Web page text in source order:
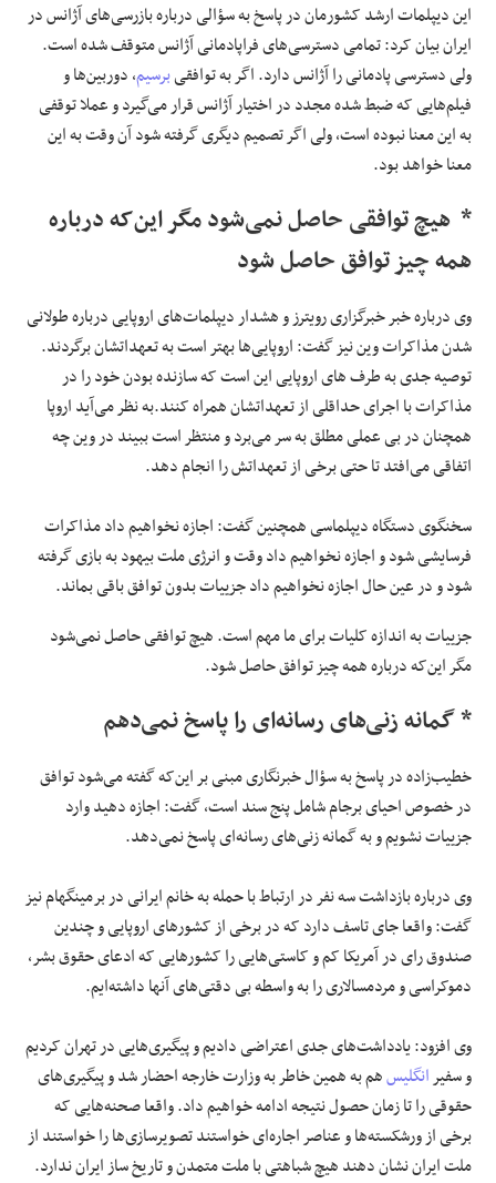
این دیپلمات ارشد کشورمان در پاسخ به سؤالی درباره بازرسی‌های آژانس در
ایران بیان کرد: تمامی دسترسی‌های فراپادمانی آژانس متوقف شده است.
ولی دسترسی پادمانی را آژانس دارد. اگر به توافقیبرسیم، دوربین‌ها و
فیلم‌هایی که ضبط شده مجدد در اختیار آژانس قرار می‌گیرد و عملا توقفی
به این معنا نبوده است، ولی اگر تصمیم دیگری گرفته شود آن وقت به این
معنا خواهد بود.
* هیچ توافقی حاصل نمی‌شود مگر این‌که درباره
همه چیز توافق حاصل شود
وی درباره خبر خبرگزاری رویترز و هشدار دیپلمات‌های اروپایی درباره طولانی
شدن مذاکرات وین نیز گفت: اروپایی‌ها بهتر است به تعهداتشان برگردند.
توصیه جدی به طرف های اروپایی این است که سازنده بودن خود را در
مذاکرات با اجرای حداقلی از تعهداتشان همراه کنند.به نظر می‌آید اروپا
همچنان در بی عملی مطلق به سر می‌برد و منتظر است ببیند در وین چه
اتفاقی می‌افتد تا حتی برخی از تعهداتش را انجام دهد.
سخنگوی دستگاه دیپلماسی همچنین گفت: اجازه نخواهیم داد مذاکرات
فرسایشی شود و اجازه نخواهیم داد وقت و انرژی ملت بیهود به بازی گرفته
شود و در عین حال اجازه نخواهیم داد جزییات بدون توافق باقی بماند.
جزییات به اندازه کلیات برای ما مهم است. هیچ توافقی حاصل نمی‌شود
مگر این‌که درباره همه چیز توافق حاصل شود.
* گمانه زنی‌های رسانه‌ای را پاسخ نمی‌دهم
خطیب‌زاده در پاسخ به سؤال خبرنگاری مبنی بر این‌که گفته می‌شود توافق
در خصوص احیای برجام شامل پنج سند است، گفت: اجازه دهید وارد
جزییات نشویم و به گمانه زنی‌های رسانه‌ای پاسخ نمی‌دهد.
وی درباره بازداشت سه نفر در ارتباط با حمله به خانم ایرانی در برمینگهام نیز
گفت: واقعا جای تاسف دارد که در برخی از کشورهای اروپایی و چندین
صندوق رای در آمریکا کم و کاستی‌هایی را کشورهایی که ادعای حقوق بشر،
دموکراسی و مردمسالاری را به واسطه بی دقتی‌های آنها داشته‌ایم.
وی افزود: یادداشت‌های جدی اعتراضی دادیم و پیگیری‌هایی در تهران کردیم
و سفیرانگلیسهم به همین خاطر به وزارت خارجه احضار شد و پیگیری‌های
حقوقی را تا زمان حصول نتیجه ادامه خواهیم داد. واقعا صحنه‌هایی که
برخی از ورشکسته‌ها و عناصر اجاره‌ای خواستند تصویرسازی‌ها را خواستند از
ملت ایران نشان دهند هیچ شباهتی با ملت متمدن و تاریخ ساز ایران ندارد.